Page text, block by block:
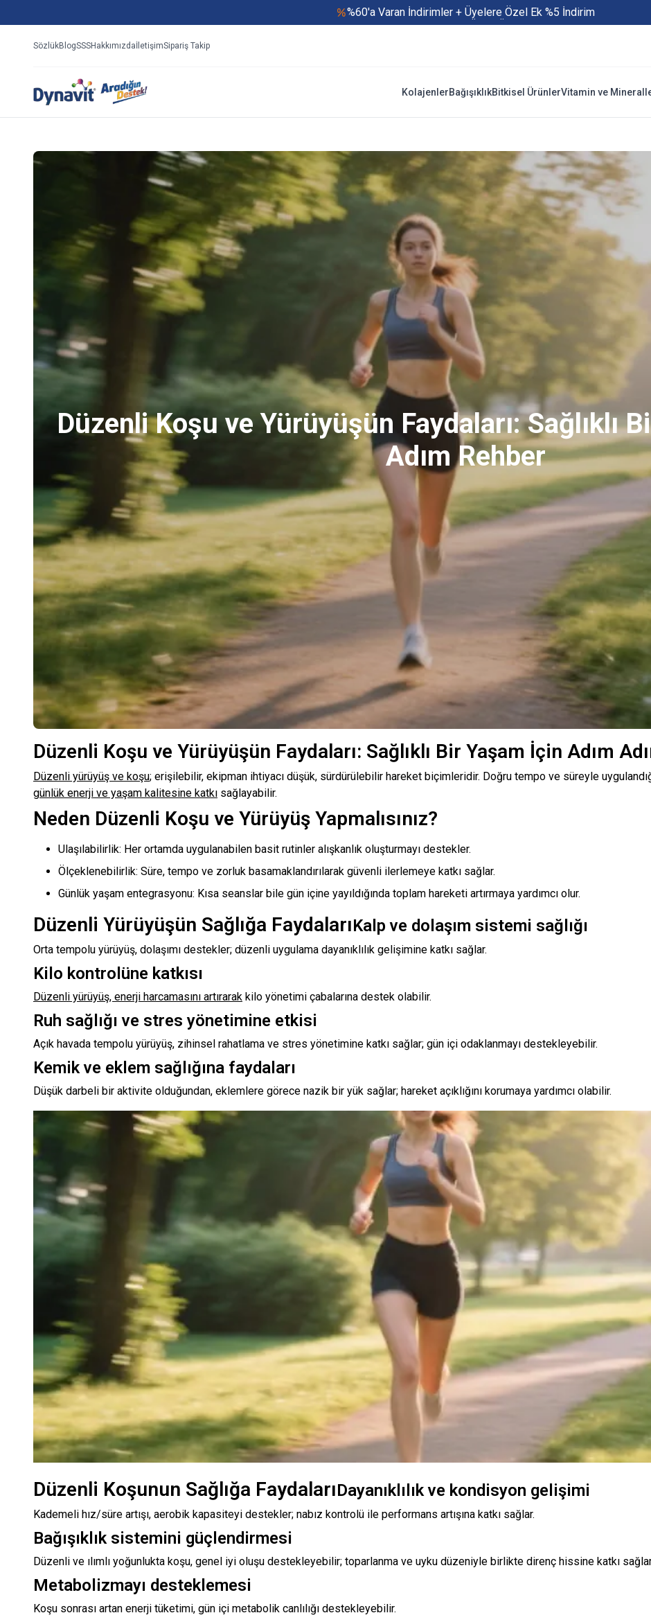
%60'a Varan İndirimler + Üyelere Özel Ek %5 İndirim
Yaz Boyu 500 TL ve Üzeri Ücretsiz Kargo
SözlükBlogSSSHakkımızdaİletişimSipariş Takip
KolajenlerBağışıklıkBitkisel ÜrünlerVitamin ve
Düzenli Koşu ve Yürüyüşün Faydaları: Sağlıklı
Adım Rehber
Düzenli Koşu ve Yürüyüşün Faydaları: Sağlıklı Bir Yaşam İçin Adım
Düzenli yürüyüş ve koşu; erişilebilir, ekipman ihtiyacı düşük, sürdürülebilir hareket biçimleridir. Doğru tempo ve süreyle
günlük enerji ve yaşam kalitesine katkı sağlayabilir.
Neden Düzenli Koşu ve Yürüyüş Yapmalısınız?
Ulaşılabilirlik: Her ortamda uygulanabilen basit rutinler alışkanlık oluşturmayı destekler.
Ölçeklenebilirlik: Süre, tempo ve zorluk basamaklandırılarak güvenli ilerlemeye katkı sağlar.
Günlük yaşam entegrasyonu: Kısa seanslar bile gün içine yayıldığında toplam hareketi artırmaya yardımcı olur.
Düzenli Yürüyüşün Sağlığa FaydalarıKalp ve dolaşım sistemi sağlığı
Orta tempolu yürüyüş, dolaşımı destekler; düzenli uygulama dayanıklılık gelişimine katkı sağlar.
Kilo kontrolüne katkısı
Düzenli yürüyüş, enerji harcamasını artırarak kilo yönetimi çabalarına destek olabilir.
Ruh sağlığı ve stres yönetimine etkisi
Açık havada tempolu yürüyüş, zihinsel rahatlama ve stres yönetimine katkı sağlar; gün içi odaklanmayı destekleyebilir.
Kemik ve eklem sağlığına faydaları
Düşük darbeli bir aktivite olduğundan, eklemlere görece nazik bir yük sağlar; hareket açıklığını korumaya yardımcı olabilir.
Düzenli Koşunun Sağlığa FaydalarıDayanıklılık ve kondisyon gelişimi
Kademeli hız/süre artışı, aerobik kapasiteyi destekler; nabız kontrolü ile performans artışına katkı sağlar.
Bağışıklık sistemini güçlendirmesi
Düzenli ve ılımlı yoğunlukta koşu, genel iyi oluşu destekleyebilir; toparlanma ve uyku düzeniyle birlikte direnç hissine katkı
Metabolizmayı desteklemesi
Koşu sonrası artan enerji tüketimi, gün içi metabolik canlılığı destekleyebilir.